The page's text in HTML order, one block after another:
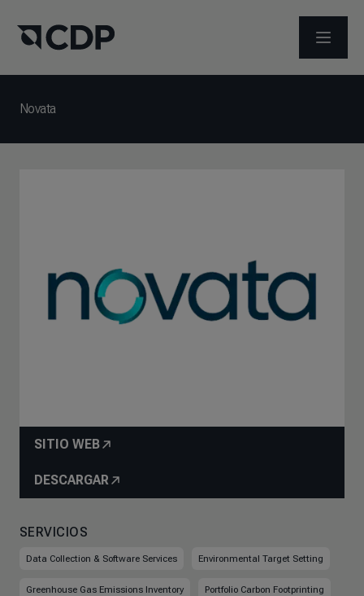
ABRIR
Novata
SITIO WEB
DESCARGAR
SERVICIOS
Data Collection & Software Services Environmental Target Setting
Greenhouse Gas Emissions Inventory Portfolio Carbon Footprinting